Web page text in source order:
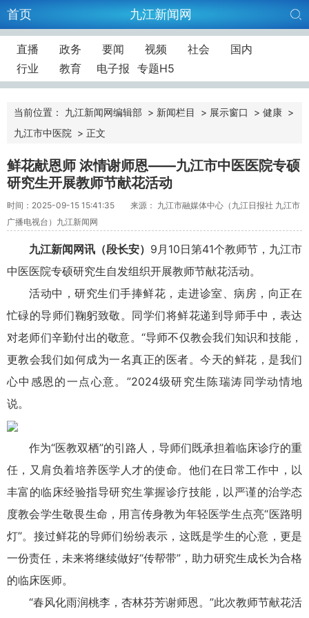
首页 九江新闻网
直播 政务 要闻 视频 社会
国内
行业
教育 电子报 专题H5
当前位置： 九江新闻网编辑部 > 新闻栏目 > 展示窗口 > 健康 >
九江市中医院 > 正文
鲜花献恩师 浓情谢师恩——九江市中医医院专硕
研究生开展教师节献花活动
时间：2025-09-15 15:41:35
来源： 九江市融媒体中心（九江日报社 九江市
广播电视台）九江新闻网
九江新闻网讯 （段长安） 9月10日第41个教师节 ，九江市
中医医院专硕研究生自发组织开展教师节献花活动。
活动中，研究生们手捧鲜花，走进诊室、病房，向正在
忙碌的导师们鞠躬致敬。同学们将鲜花递到导师手中，表达
对老师们辛勤付出的敬意。“导师不仅教会我们知识和技能，
更教会我们如何成为一名真正的医者。今天的鲜花，是我们
心中感恩的一点心意。”2024级研究生陈瑞涛同学动情地
说。
作为“医教双栖”的引路人，导师们既承担着临床诊疗的重
任，又肩负着培养医学人才的使命。他们在日常工作中，以
丰富的临床经验指导研究生掌握诊疗技能，以严谨的治学态
度教会学生敬畏生命，用言传身教为年轻医学生点亮“医路明
灯”。接过鲜花的导师们纷纷表示，这既是学生的心意，更是
一份责任，未来将继续做好“传帮带”，助力研究生成长为合格
的临床医师。
“春风化雨润桃李，杏林芬芳谢师恩。”此次教师节献花活